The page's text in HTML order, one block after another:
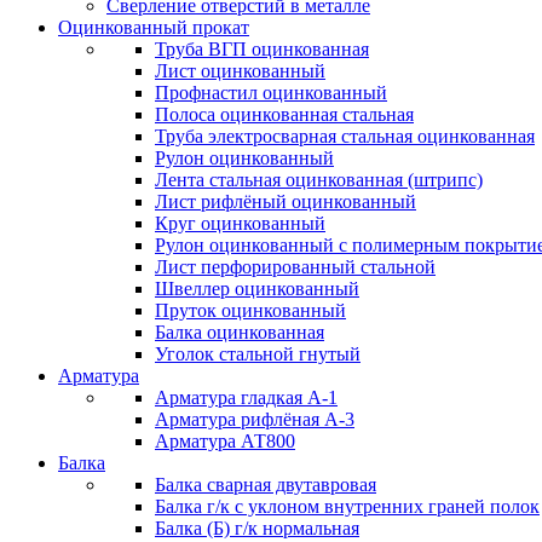
Сверление отверстий в металле
Оцинкованный прокат
Труба ВГП оцинкованная
Лист оцинкованный
Профнастил оцинкованный
Полоса оцинкованная стальная
Труба электросварная стальная оцинкованная
Рулон оцинкованный
Лента стальная оцинкованная (штрипс)
Лист рифлёный оцинкованный
Круг оцинкованный
Рулон оцинкованный с полимерным
Лист перфорированный стальной
Швеллер оцинкованный
Пруток оцинкованный
Балка оцинкованная
Уголок стальной гнутый
Арматура
Арматура гладкая А-1
Арматура рифлёная А-3
Арматура АТ800
Балка
Балка сварная двутавровая
Балка г/к с уклоном внутренних граней полок
Балка (Б) г/к нормальная